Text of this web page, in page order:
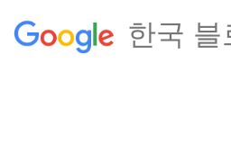
한국 블